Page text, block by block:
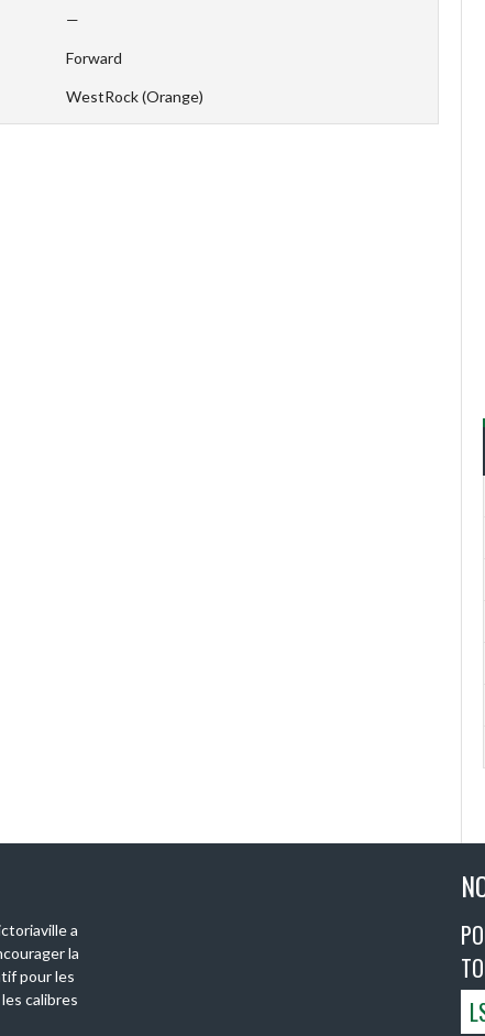
—
Forward
WestRock (Orange)
a
la
pour les
calibres